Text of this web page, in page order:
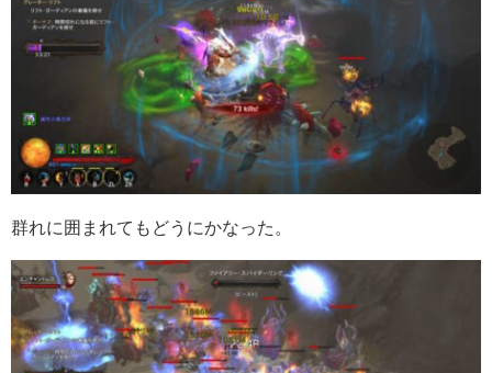
群れに囲まれてもどうにかなった。